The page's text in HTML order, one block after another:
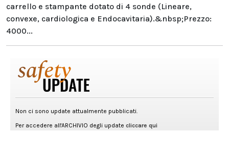
carrello e stampante dotato di 4 sonde (Lineare,
convexe, cardiologica e Endocavitaria).&nbsp;Prezzo:
4000...